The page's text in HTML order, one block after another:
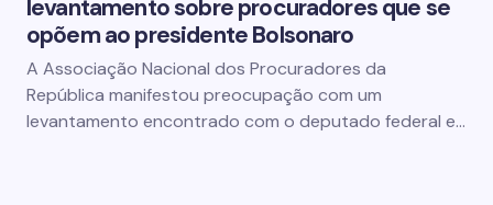
levantamento sobre procuradores que se
opõem ao presidente Bolsonaro
A Associação Nacional dos Procuradores da
República manifestou preocupação com um
levantamento encontrado com o deputado federal e…